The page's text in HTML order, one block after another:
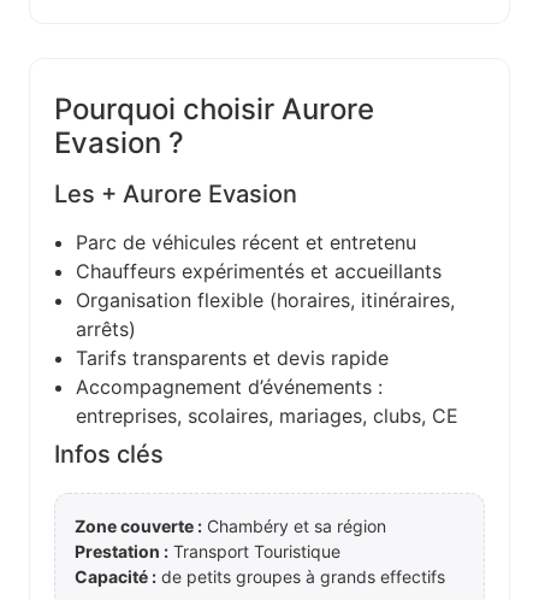
Pourquoi choisir Aurore
Evasion ?
Les + Aurore Evasion
Parc de véhicules récent et entretenu
Chauffeurs expérimentés et accueillants
Organisation flexible (horaires, itinéraires,
arrêts)
Tarifs transparents et devis rapide
Accompagnement d’événements :
entreprises, scolaires, mariages, clubs, CE
Infos clés
Zone couverte : Chambéry et sa région
Prestation : Transport Touristique
Capacité : de petits groupes à grands effectifs